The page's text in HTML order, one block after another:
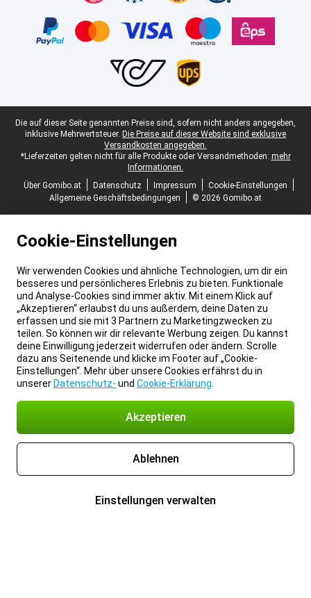
Juristische Fußzeile
Die auf dieser Seite genannten Preise sind, sofern nicht anders angegeben,
inklusive Mehrwertsteuer. Die Preise auf dieser Website sind exklusive
Versandkosten angegeben.
*Lieferzeiten gelten nicht für alle Produkte oder Versandmethoden: mehr
Informationen.
Über Gomibo.at
Datenschutz Impressum
Cookie-Einstellungen
Allgemeine Geschäftsbedingungen
© 2026 Gomibo.at
Cookie-Einstellungen
Wir verwenden Cookies und ähnliche Technologien, um dir ein
besseres und persönlicheres Erlebnis zu bieten. Funktionale
und Analyse-Cookies sind immer aktiv. Mit einem Klick auf
„Akzeptieren“ erlaubst du uns außerdem, deine Daten zu
erfassen und sie mit 3 Partnern zu Marketingzwecken zu
teilen. So können wir dir relevante Werbung zeigen. Du kannst
deine Einwilligung jederzeit widerrufen oder ändern. Scrolle
dazu ans Seitenende und klicke im Footer auf „Cookie-
Einstellungen“. Mehr über unsere Cookies erfährst du in
unserer Datenschutz- und Cookie-Erklärung
Akzeptieren
Ablehnen
Einstellungen verwalten